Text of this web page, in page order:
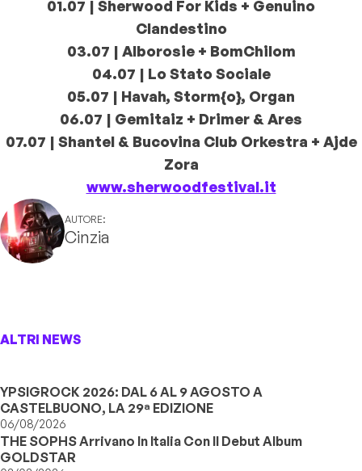
01.07 | Sherwood For Kids + Genuino
Clandestino
03.07 | Alborosie + BomChilom
04.07 | Lo Stato Sociale
05.07 | Havah, Storm{o}, Organ
06.07 | Gemitaiz + Drimer & Ares
07.07 | Shantel & Bucovina Club Orkestra + Ajde
Zora
www.sherwoodfestival.it
AUTORE:
Cinzia
ALTRI NEWS
YPSIGROCK 2026: DAL 6 AL 9 AGOSTO A
CASTELBUONO, LA 29ª EDIZIONE
06/08/2026
THE SOPHS Arrivano In Italia Con Il Debut Album
GOLDSTAR